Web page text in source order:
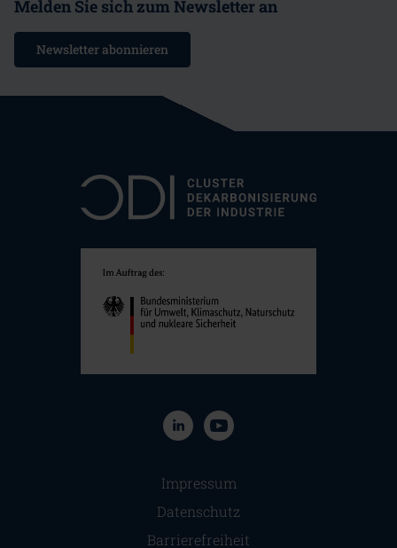
Melden Sie sich zum Newsletter an
Newsletter abonnieren
Navigation überspringen
Impressum
Datenschutz
Barrierefreiheit